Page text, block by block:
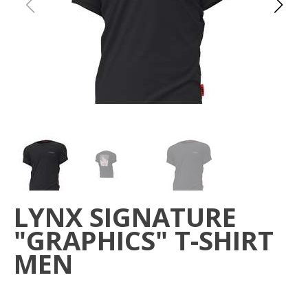
LYNX SIGNATURE
"GRAPHICS" T-SHIRT
MEN